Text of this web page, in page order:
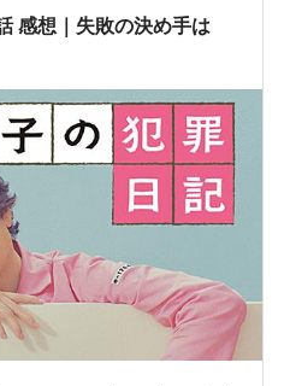
あまり過酷だと感じさせない
せる意味を…
感想｜失敗の決め手は